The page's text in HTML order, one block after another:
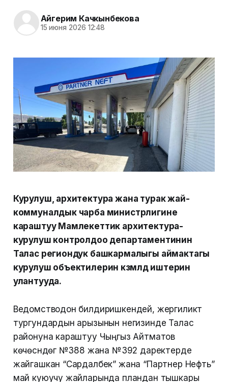
Айгерим Качкынбекова
15 июня 2026 12:48
Курулуш, архитектура жана турак жай-
коммуналдык чарба министрлигине
караштуу Мамлекеттик архитектура-
курулуш контролдоо департаментинин
Талас региондук башкармалыгы аймактагы
курулуш объектилерин көзөмөлдөө иштерин
улантууда.
Ведомстводон билдиришкендей, жергиликтүү
тургундардын арызынын негизинде Талас
районуна караштуу Чыңгыз Айтматов
көчөсүндөгү №388 жана №392 даректерде
жайгашкан “Сардалбек” жана “Партнер Нефть”
май куюучу жайларында пландан тышкары